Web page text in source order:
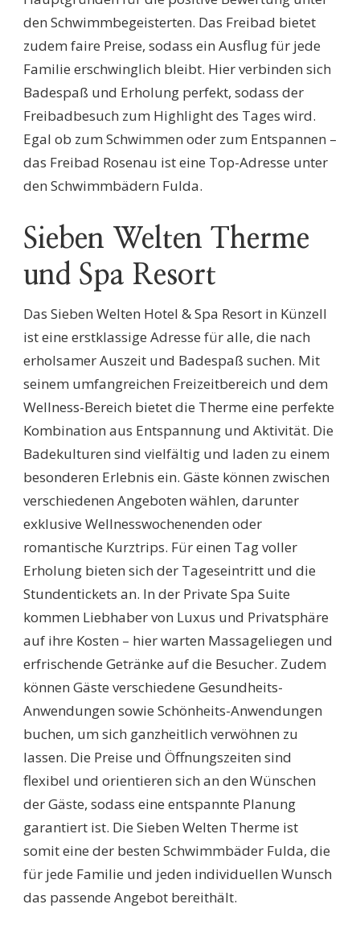
den Schwimmbegeisterten. Das Freibad bietet
zudem faire Preise, sodass ein Ausflug für jede
Familie erschwinglich bleibt. Hier verbinden sich
Badespaß und Erholung perfekt, sodass der
Freibadbesuch zum Highlight des Tages wird.
Egal ob zum Schwimmen oder zum Entspannen –
das Freibad Rosenau ist eine Top-Adresse unter
den Schwimmbädern Fulda.
Sieben Welten Therme
und Spa Resort
Das Sieben Welten Hotel & Spa Resort in Künzell
ist eine erstklassige Adresse für alle, die nach
erholsamer Auszeit und Badespaß suchen. Mit
seinem umfangreichen Freizeitbereich und dem
Wellness-Bereich bietet die Therme eine perfekte
Kombination aus Entspannung und Aktivität. Die
Badekulturen sind vielfältig und laden zu einem
besonderen Erlebnis ein. Gäste können zwischen
verschiedenen Angeboten wählen, darunter
exklusive Wellnesswochenenden oder
romantische Kurztrips. Für einen Tag voller
Erholung bieten sich der Tageseintritt und die
Stundentickets an. In der Private Spa Suite
kommen Liebhaber von Luxus und Privatsphäre
auf ihre Kosten – hier warten Massageliegen und
erfrischende Getränke auf die Besucher. Zudem
können Gäste verschiedene Gesundheits-
Anwendungen sowie Schönheits-Anwendungen
buchen, um sich ganzheitlich verwöhnen zu
lassen. Die Preise und Öffnungszeiten sind
flexibel und orientieren sich an den Wünschen
der Gäste, sodass eine entspannte Planung
garantiert ist. Die Sieben Welten Therme ist
somit eine der besten Schwimmbäder Fulda, die
für jede Familie und jeden individuellen Wunsch
das passende Angebot bereithält.